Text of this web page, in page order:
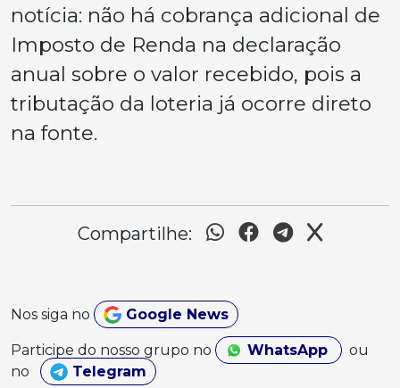
notícia: não há cobrança adicional de
Imposto de Renda na declaração
anual sobre o valor recebido, pois a
tributação da loteria já ocorre direto
na fonte.
Compartilhe:
Nos siga no Google News
Participe do nosso grupo no WhatsApp
ou
no
Telegram